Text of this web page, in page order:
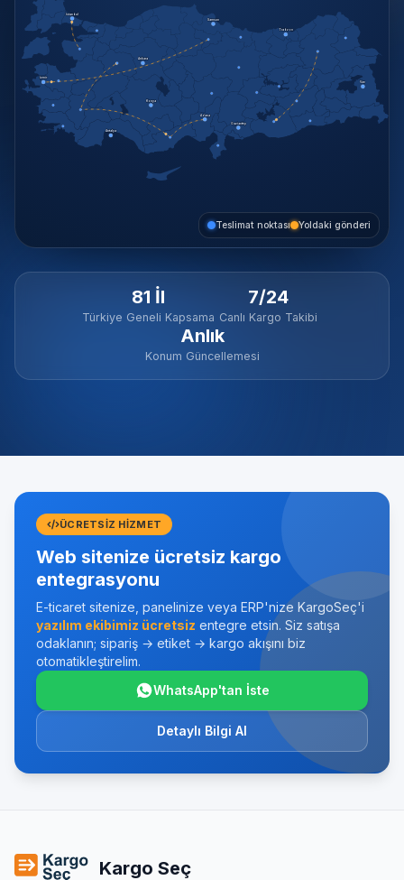
İstanbul
Ankara
İzmir
Adana
Antalya
Samsun
Trabzon
Gaziantep
Van
Konya
Teslimat noktası Yoldaki gönderi
81 İl
Türkiye Geneli Kapsama
7/24
Canlı Kargo Takibi
Anlık
Konum Güncellemesi
ÜCRETSIZ HIZMET
Web sitenize ücretsiz kargo
entegrasyonu
E-ticaret sitenize, panelinize veya ERP'nize KargoSeç'i
yazılım ekibimiz ücretsiz entegre etsin. Siz satışa
odaklanın; sipariş → etiket → kargo akışını biz
otomatikleştirelim.
WhatsApp'tan İste
Detaylı Bilgi Al
Kargo Seç